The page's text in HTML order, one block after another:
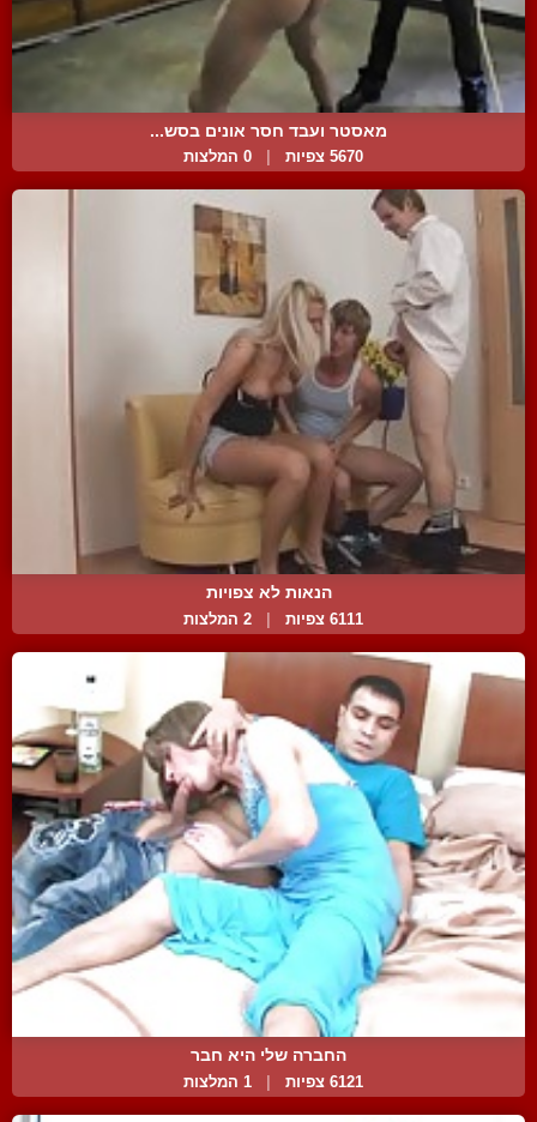
מאסטר ועבד חסר אונים בסש...
5670 צפיות 0 המלצות
הנאות לא צפויות
6111 צפיות 2 המלצות
החברה שלי היא חבר
6121 צפיות 1 המלצות